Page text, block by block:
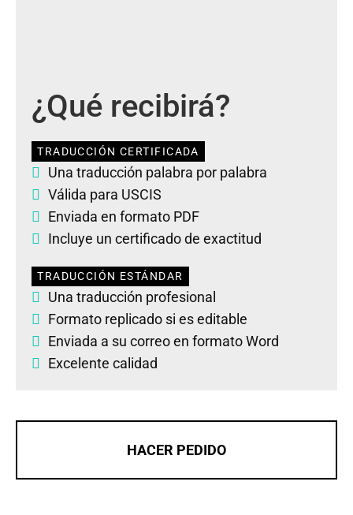
¿Qué recibirá?
TRADUCCIÓN CERTIFICADA
Una traducción palabra por palabra
Válida para USCIS
Enviada en formato PDF
Incluye un certificado de exactitud
TRADUCCIÓN ESTÁNDAR
Una traducción profesional
Formato replicado si es editable
Enviada a su correo en formato Word
Excelente calidad
HACER PEDIDO